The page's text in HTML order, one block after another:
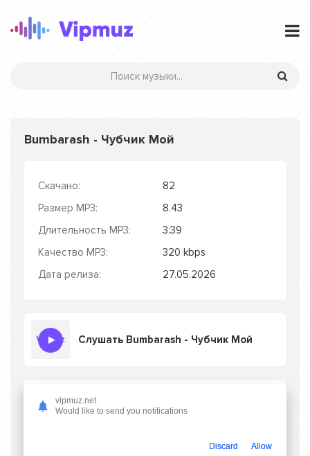
Bumbarash - Чубчик Мой
Скачано:
82
Размер MP3:
8.43
Длительность MP3:
3:39
Качество MP3:
320 kbps
Дата релиза:
27.05.2026
Слушать Bumbarash - Чубчик Мой
Скачать песню Bumbarash - Чубчик Мой
mp3 или слушать онлайн бесплатно
vipmuz.net
Would like to send you notifications
Discard Allow